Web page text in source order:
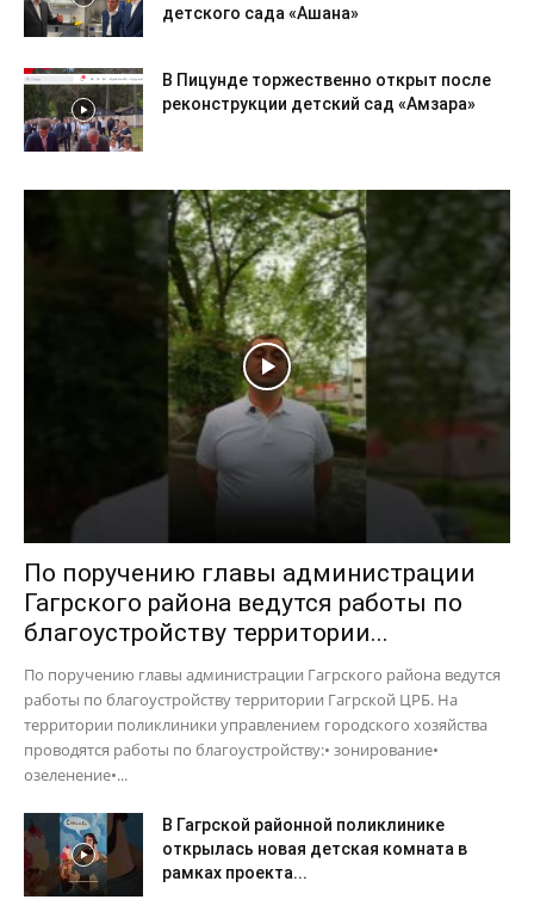
детского сада «Ашана»
В Пицунде торжественно открыт после
реконструкции детский сад «Амзара»
По поручению главы администрации
Гагрского района ведутся работы по
благоустройству территории...
По поручению главы администрации Гагрского района ведутся
работы по благоустройству территории Гагрской ЦРБ. На
территории поликлиники управлением городского хозяйства
проводятся работы по благоустройству:• зонирование•
озеленение•...
В Гагрской районной поликлинике
открылась новая детская комната в
рамках проекта...